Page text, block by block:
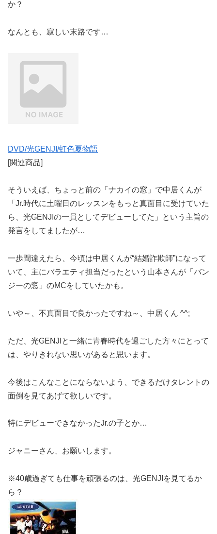
か？
なんとも、寂しい末路です…
DVD/光GENJI/虹色夏物語
[関連商品]
そういえば、ちょっと前の「ナカイの窓」で中居くんが
「Jr.時代に土曜日のレッスンをもっと真面目に受けていた
ら、光GENJIの一員としてデビューしてた」という主旨の
発言をしてましたが…
一歩間違えたら、今頃は中居くんが“結婚詐欺師”になって
いて、主にバラエティ担当だったという山本さんが「バン
ジーの窓」のMCをしていたかも。
いや～、不真面目で良かったですね～、中居くん ^^;
ただ、光GENJIと一緒に青春時代を過ごした方々にとって
は、やりきれない思いがあると思います。
今後はこんなことにならないよう、できるだけタレントの
面倒を見てあげて欲しいです。
特にデビューできなかったJr.の子とか…
ジャニーさん、お願いします。
※40歳過ぎても仕事を頑張るのは、光GENJIを見てるか
ら？